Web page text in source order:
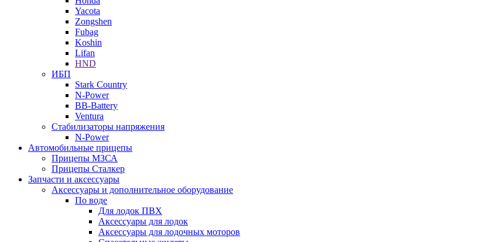
Yacota
Zongshen
Fubag
Koshin
Lifan
HND
ИБП
Stark Country
N-Power
BB-Battery
Ventura
Стабилизаторы напряжения
N-Power
Автомобильные прицепы
Прицепы МЗСА
Прицепы Сталкер
Запчасти и аксессуары
Аксессуары и дополнительное оборудование
По воде
Для лодок ПВХ
Аксессуары для лодок
Аксессуары для лодочных моторов